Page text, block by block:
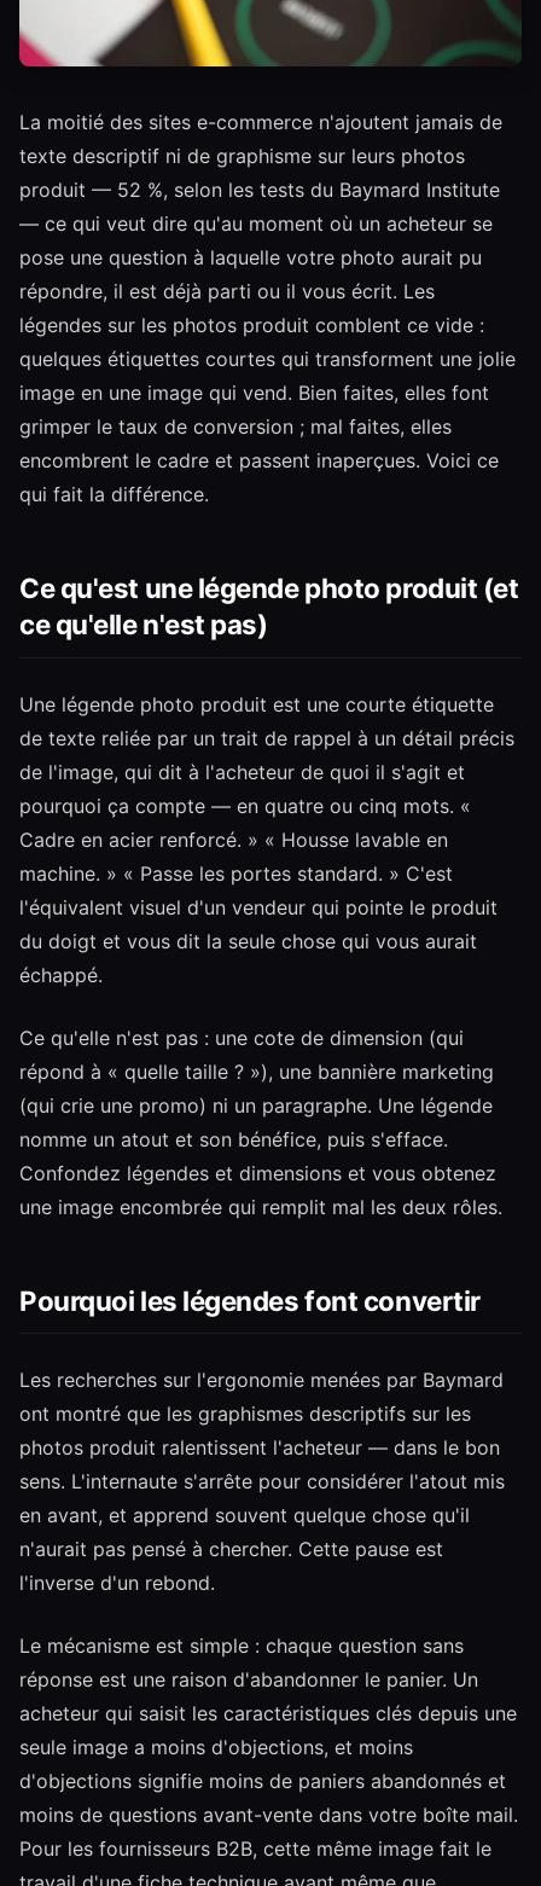
La moitié des sites e-commerce n'ajoutent jamais de
texte descriptif ni de graphisme sur leurs photos
produit — 52 %, selon les tests du Baymard Institute
— ce qui veut dire qu'au moment où un acheteur se
pose une question à laquelle votre photo aurait pu
répondre, il est déjà parti ou il vous écrit. Les
légendes sur les photos produit comblent ce vide :
quelques étiquettes courtes qui transforment une jolie
image en une image qui vend. Bien faites, elles font
grimper le taux de conversion ; mal faites, elles
encombrent le cadre et passent inaperçues. Voici ce
qui fait la différence.
Ce qu'est une légende photo produit (et
ce qu'elle n'est pas)
Une légende photo produit est une courte étiquette
de texte reliée par un trait de rappel à un détail précis
de l'image, qui dit à l'acheteur de quoi il s'agit et
pourquoi ça compte — en quatre ou cinq mots. «
Cadre en acier renforcé. » « Housse lavable en
machine. » « Passe les portes standard. » C'est
l'équivalent visuel d'un vendeur qui pointe le produit
du doigt et vous dit la seule chose qui vous aurait
échappé.
Ce qu'elle n'est pas : une cote de dimension (qui
répond à « quelle taille ? »), une bannière marketing
(qui crie une promo) ni un paragraphe. Une légende
nomme un atout et son bénéfice, puis s'efface.
Confondez légendes et dimensions et vous obtenez
une image encombrée qui remplit mal les deux rôles.
Pourquoi les légendes font convertir
Les recherches sur l'ergonomie menées par Baymard
ont montré que les graphismes descriptifs sur les
photos produit ralentissent l'acheteur — dans le bon
sens. L'internaute s'arrête pour considérer l'atout mis
en avant, et apprend souvent quelque chose qu'il
n'aurait pas pensé à chercher. Cette pause est
l'inverse d'un rebond.
Le mécanisme est simple : chaque question sans
réponse est une raison d'abandonner le panier. Un
acheteur qui saisit les caractéristiques clés depuis une
seule image a moins d'objections, et moins
d'objections signifie moins de paniers abandonnés et
moins de questions avant-vente dans votre boîte mail.
Pour les fournisseurs B2B, cette même image fait le